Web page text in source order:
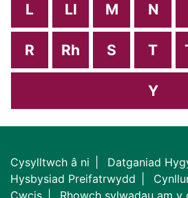
L Ll M N
R Rh S T
Y
Cysylltwch â ni
Datganiad
Hysbysiad Preifatrwydd